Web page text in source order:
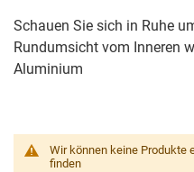
Schauen Sie sich in Ruhe
Rundumsicht vom Inneren
Aluminium
Wir können keine Produkte
finden